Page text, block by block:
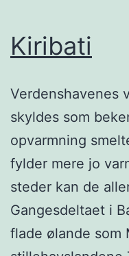
Kiribati
Verdenshavenes
skyldes som
opvarmning
fylder mere jo
steder kan de
Gangesdeltaet i
flade ølande som